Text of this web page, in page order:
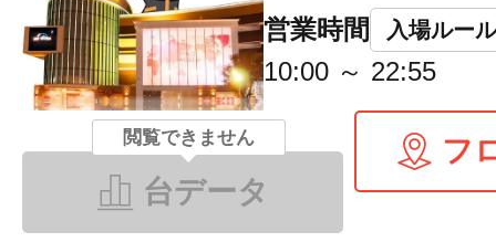
営業時間 入場ルール
10:00 ～ 22:55
閲覧できません
台データ
フ